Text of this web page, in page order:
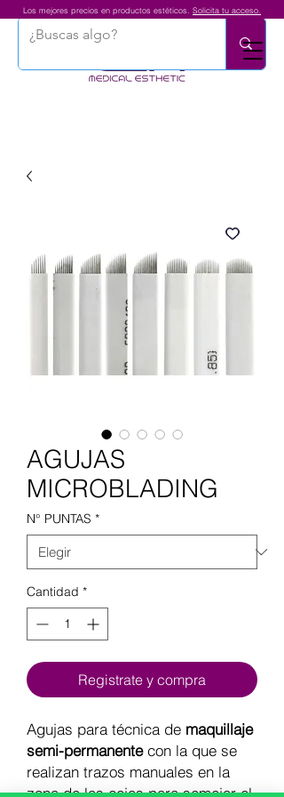
Los mejores precios en productos estéticos. Solicita tu acceso.
AGUJAS
MICROBLADING
N° PUNTAS *
Cantidad *
Registrate y compra
Agujas para técnica de maquillaje
semi-permanentecon la que se
realizan trazos manuales en la
zona de las cejas para semejar el